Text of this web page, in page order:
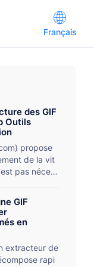
Français
des GIF
Outils
propose
de la vit
pas néces
sont pris e
les 24 im
recommand
les médias s
GIF
en
extracteur de
rapi